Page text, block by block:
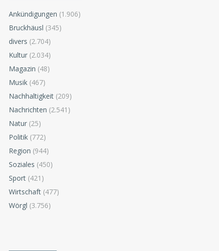
Ankündigungen (1.906)
Bruckhäusl (345)
divers (2.704)
Kultur (2.034)
Magazin (48)
Musik (467)
Nachhaltigkeit (209)
Nachrichten (2.541)
Natur (25)
Politik (772)
Region (944)
Soziales (450)
Sport (421)
Wirtschaft (477)
Wörgl (3.756)